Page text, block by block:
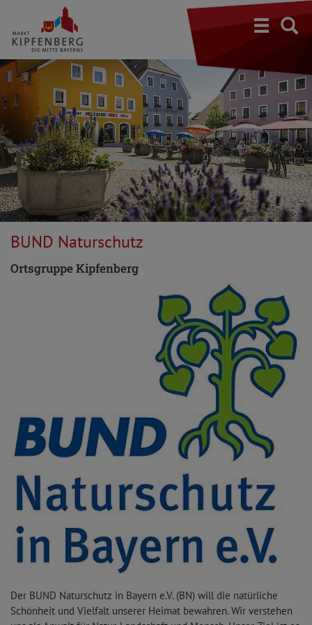
BUND Naturschutz
Ortsgruppe Kipfenberg
Der BUND Naturschutz in Bayern e.V. (BN) will die natürliche
Schönheit und Vielfalt unserer Heimat bewahren. Wir verstehen